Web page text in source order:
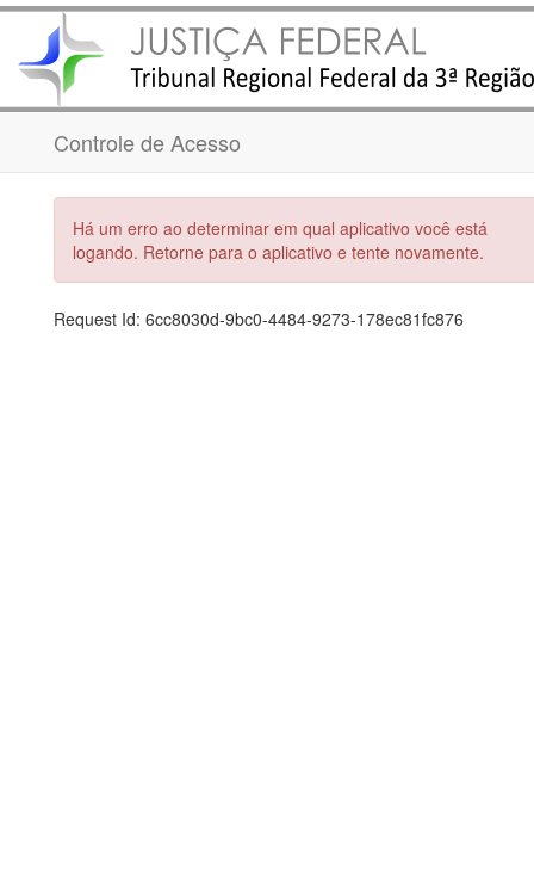
Controle de Acesso
Há um erro ao determinar em qual aplicativo você está
logando. Retorne para o aplicativo e tente novamente.
Request Id: 6cc8030d-9bc0-4484-9273-178ec81fc876